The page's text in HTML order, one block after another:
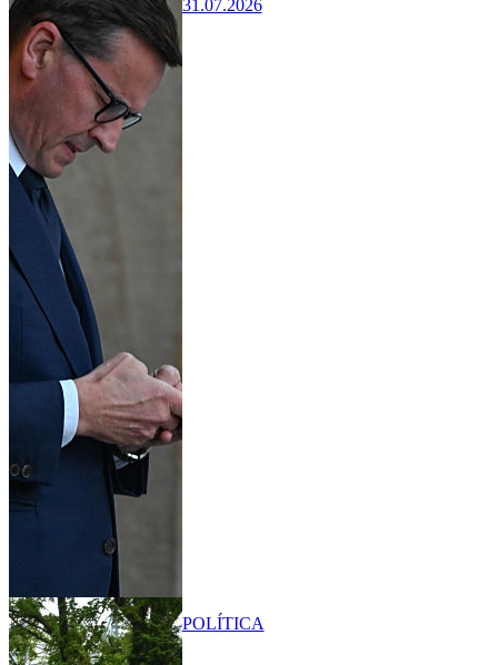
31.07.2026
POLÍTICA